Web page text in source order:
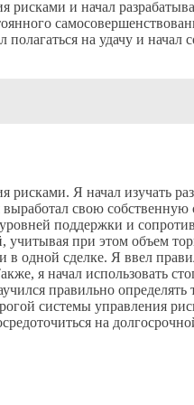
и начал
на удачу и начал
рисками. Я начал изучать
свою
поддержки и
учитывая при этом объем
одной сделке. Я ввел
я начал использовать
правильно
системы управления
на